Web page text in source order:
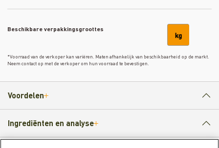
Beschikbare verpakkingsgroottes
kg
*Voorraad van de verkoper kan variëren. Maten afhankelijk van beschikbaarheid op de markt.
Neem contact op met de verkoper om hun voorraad te bevestigen.
Voordelen
Ingrediënten en analyse